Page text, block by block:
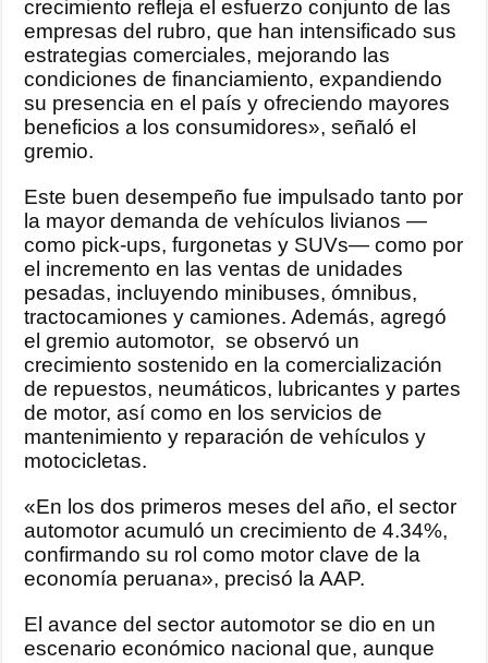
crecimiento refleja el esfuerzo conjunto de las
empresas del rubro, que han intensificado sus
estrategias comerciales, mejorando las
condiciones de financiamiento, expandiendo
su presencia en el país y ofreciendo mayores
beneficios a los consumidores», señaló el
gremio.
Este buen desempeño fue impulsado tanto por
la mayor demanda de vehículos livianos —
como pick-ups, furgonetas y SUVs— como por
el incremento en las ventas de unidades
pesadas, incluyendo minibuses, ómnibus,
tractocamiones y camiones. Además, agregó
el gremio automotor, se observó un
crecimiento sostenido en la comercialización
de repuestos, neumáticos, lubricantes y partes
de motor, así como en los servicios de
mantenimiento y reparación de vehículos y
motocicletas.
«En los dos primeros meses del año, el sector
automotor acumuló un crecimiento de 4.34%,
confirmando su rol como motor clave de la
economía peruana», precisó la AAP.
El avance del sector automotor se dio en un
escenario económico nacional que, aunque